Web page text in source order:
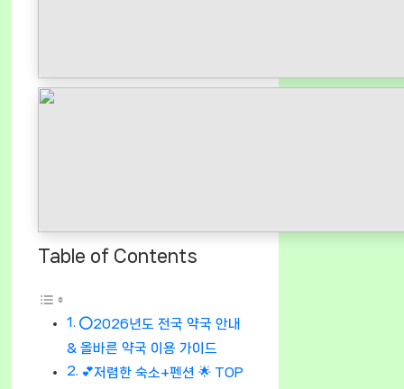
Table of Contents
⭕2026년도 전국 약국 안내
& 올바른 약국 이용 가이드
💕저렴한 숙소+펜션 🌟 TOP